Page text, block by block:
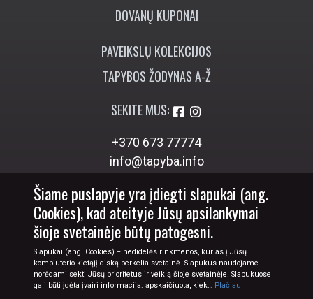
DOVANŲ KUPONAI
PAVEIKSLŲ KOLEKCIJOS
TAPYBOS ŽODYNAS A-Ž
SEKITE MUS:
+370 673 77774
info@tapyba.info
Šiame puslapyje yra įdiegti slapukai (ang.
Cookies), kad ateityje Jūsų apsilankymai
šioje svetainėje būtų patogesni.
Slapukai (ang. Cookies) − nedidelės rinkmenos, kurias į Jūsų
kompiuterio kietąjį diską perkelia svetainė. Slapukus naudojame
norėdami sekti Jūsų prioritetus ir veiklą šioje svetainėje. Slapukuose
gali būti įdėta įvairi informacija: apskaičiuota, kiek… Plačiau